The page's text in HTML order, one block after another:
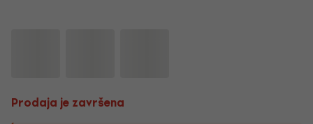
Prodaja je završena